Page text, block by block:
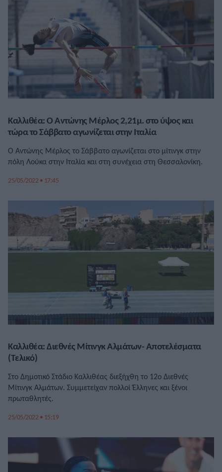
Καλλιθέα: Ο Αντώνης Μέρλος 2,21μ. στο ύψος και
τώρα το Σάββατο αγωνίζεται στην Ιταλία
Ο Αντώνης Μέρλος το Σάββατο αγωνίζεται στο μίτινγκ στην
πόλη Λούκα στην Ιταλία και στη συνέχεια στη Θεσσαλονίκη.
25/05/2022 • 17:45
Καλλιθέα: Διεθνές Μίτινγκ Αλμάτων- Αποτελέσματα
(Tελικό)
Στο Δημοτικό Στάδιο Καλλιθέας διεξήχθη το 12ο Διεθνές
Μίτινγκ Αλμάτων. Συμμετείχαν πολλοί Έλληνες και ξένοι
πρωταθλητές.
25/05/2022 • 15:19